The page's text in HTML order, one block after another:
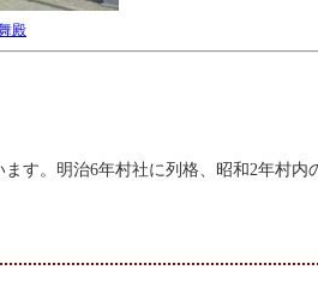
殿
す。明治6年村社に列格、昭和2年村内